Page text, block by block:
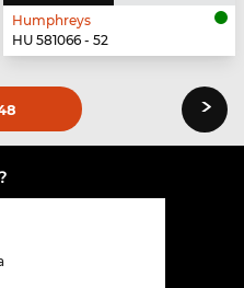
Humphreys
HU 581066 - 52
›